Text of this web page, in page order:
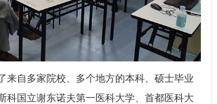
自多家院校、多个地方的本科、硕士毕业
科国立谢东诺夫第一医科大学、首都医科大